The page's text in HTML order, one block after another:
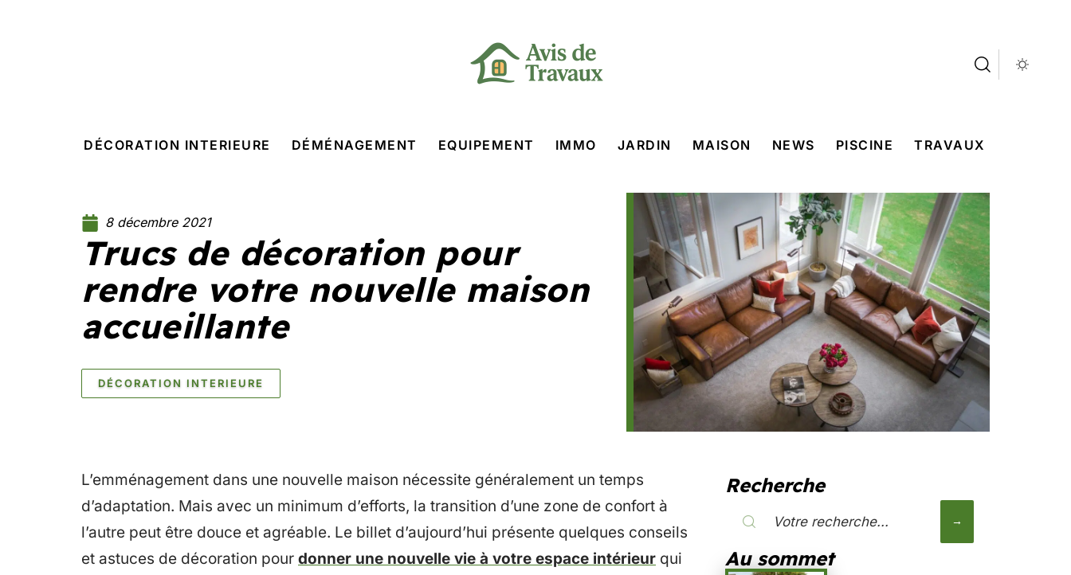
DÉCORATION INTERIEURE DÉMÉNAGEMENT EQUIPEMENT IMMO JARDIN MAISON NEWS PISCINE TRAVAUX
8 décembre 2021
Trucs de décoration pour
rendre votre nouvelle maison
accueillante
DÉCORATION INTERIEURE
L’emménagement dans une nouvelle maison nécessite généralement un temps
d’adaptation. Mais avec un minimum d’efforts, la transition d’une zone de confort à
l’autre peut être douce et agréable. Le billet d’aujourd’hui présente quelques conseils
et astuces de décoration pour donner une nouvelle vie à votre espace intérieur qui
Recherche
Au sommet